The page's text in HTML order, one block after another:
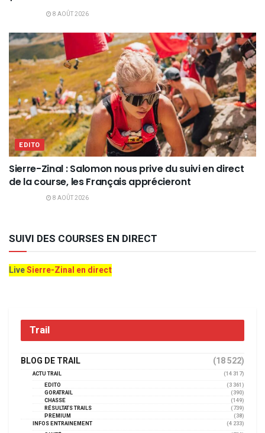
8 AOÛT 2026
EDITO
Sierre-Zinal : Salomon nous prive du suivi en direct
de la course, les Français apprécieront
8 AOÛT 2026
SUIVI DES COURSES EN DIRECT
LiveSierre-Zinal en direct
Trail
BLOG DE TRAIL (18 522)
ACTU TRAIL
(14 317)
EDITO
(3 361)
GORATRAIL
(390)
CHASSE
(149)
RÉSULTATS TRAILS
(739)
PREMIUM
(38)
INFOS ENTRAINEMENT
(4 233)